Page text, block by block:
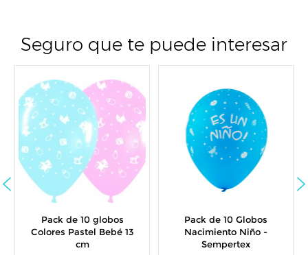
Seguro que te puede interesar
Pack de 10 globos
Colores Pastel Bebé 13
cm
Pack de 10 Globos
Nacimiento Niño -
Sempertex